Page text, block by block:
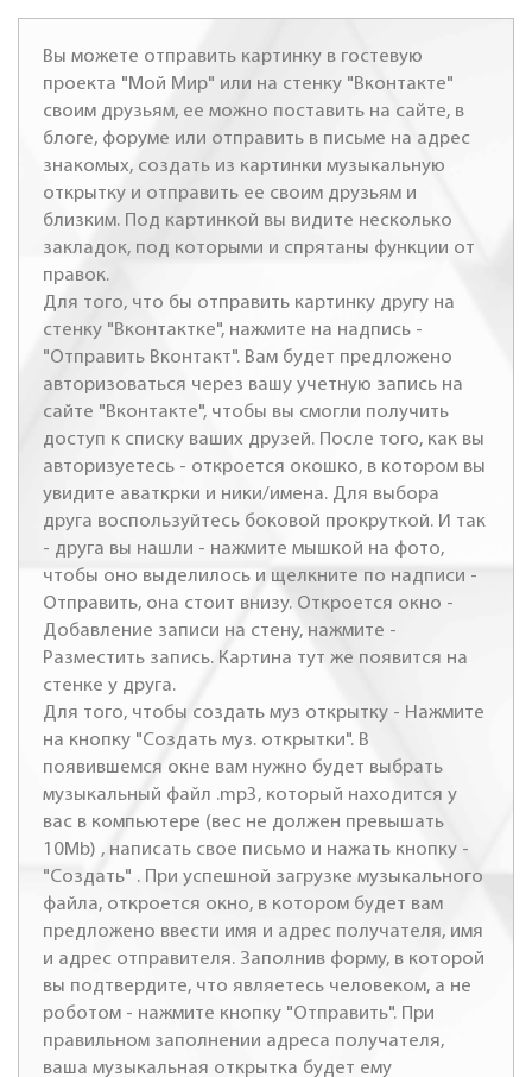
Вы можете отправить картинку в гостевую
проекта "Мой Мир" или на стенку "Вконтакте"
своим друзьям, ее можно поставить на сайте, в
блоге, форуме или отправить в письме на адрес
знакомых, создать из картинки музыкальную
открытку и отправить ее своим друзьям и
близким. Под картинкой вы видите несколько
закладок, под которыми и спрятаны функции от
правок.
Для того, что бы отправить картинку другу на
стенку "Вконтактке", нажмите на надпись -
"Отправить Вконтакт". Вам будет предложено
авторизоваться через вашу учетную запись на
сайте "Вконтакте", чтобы вы смогли получить
доступ к списку ваших друзей. После того, как вы
авторизуетесь - откроется окошко, в котором вы
увидите аваткрки и ники/имена. Для выбора
друга воспользуйтесь боковой прокруткой. И так
- друга вы нашли - нажмите мышкой на фото,
чтобы оно выделилось и щелкните по надписи -
Отправить, она стоит внизу. Откроется окно -
Добавление записи на стену, нажмите -
Разместить запись. Картина тут же появится на
стенке у друга.
Для того, чтобы создать муз открытку - Нажмите
на кнопку "Создать муз. открытки". В
появившемся окне вам нужно будет выбрать
музыкальный файл .mp3, который находится у
вас в компьютере (вес не должен превышать
10Mb) , написать свое письмо и нажать кнопку -
"Создать" . При успешной загрузке музыкального
файла, откроется окно, в котором будет вам
предложено ввести имя и адрес получателя, имя
и адрес отправителя. Заполнив форму, в которой
вы подтвердите, что являетесь человеком, а не
роботом - нажмите кнопку "Отправить". При
правильном заполнении адреса получателя,
ваша музыкальная открытка будет ему